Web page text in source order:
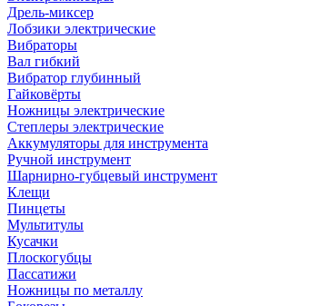
Дрель-миксер
Лобзики электрические
Вибраторы
Вал гибкий
Вибратор глубинный
Гайковёрты
Ножницы электрические
Степлеры электрические
Аккумуляторы для инструмента
Ручной инструмент
Шарнирно-губцевый инструмент
Клещи
Пинцеты
Мультитулы
Кусачки
Плоскогубцы
Пассатижи
Ножницы по металлу